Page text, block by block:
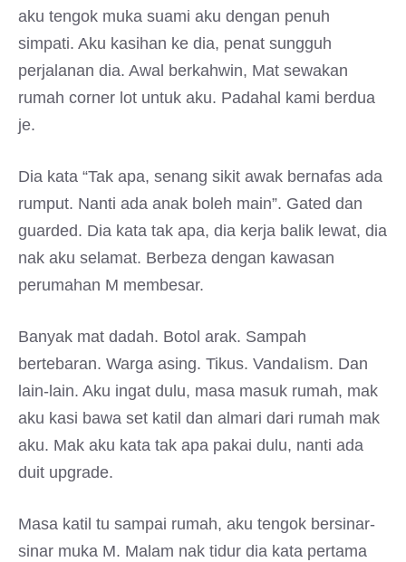
aku tengok muka suami aku dengan penuh
simpati. Aku kasihan ke dia, penat sungguh
perjalanan dia. Awal berkahwin, Mat sewakan
rumah corner lot untuk aku. Padahal kami berdua
je.
Dia kata “Tak apa, senang sikit awak bernafas ada
rumput. Nanti ada anak boleh main”. Gated dan
guarded. Dia kata tak apa, dia kerja balik lewat, dia
nak aku selamat. Berbeza dengan kawasan
perumahan M membesar.
Banyak mat dadah. Botol arak. Sampah
bertebaran. Warga asing. Tikus. VandaIism. Dan
lain-lain. Aku ingat dulu, masa masuk rumah, mak
aku kasi bawa set katil dan almari dari rumah mak
aku. Mak aku kata tak apa pakai dulu, nanti ada
duit upgrade.
Masa katil tu sampai rumah, aku tengok bersinar-
sinar muka M. Malam nak tidur dia kata pertama